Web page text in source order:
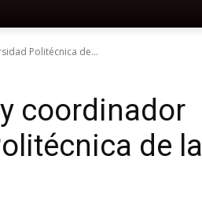
Politécnica de...
coordinador
de la